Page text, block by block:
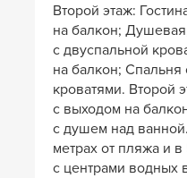
Второй этаж:
на балкон;
с двуспальной
на балкон;
кроватями. Второй
с выходом на
с душем над
метрах от пляжа и
с центрами водных